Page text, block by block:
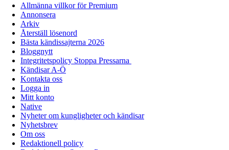
Allmänna villkor för Premium
Annonsera
Arkiv
Återställ lösenord
Bästa kändissajterna 2026
Bloggnytt
Integritetspolicy Stoppa Pressarna
Kändisar A-Ö
Kontakta oss
Logga in
Mitt konto
Native
Nyheter om kungligheter och kändisar
Nyhetsbrev
Om oss
Redaktionell policy